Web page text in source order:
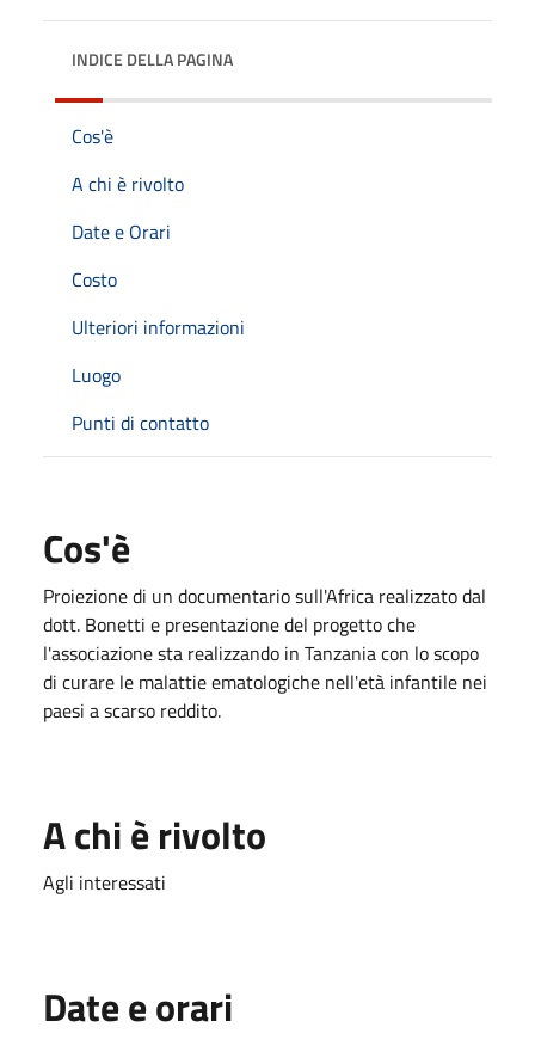
INDICE DELLA PAGINA
Cos'è
A chi è rivolto
Date e Orari
Costo
Ulteriori informazioni
Luogo
Punti di contatto
Cos'è
Proiezione di un documentario sull'Africa realizzato dal
dott. Bonetti e presentazione del progetto che
l'associazione sta realizzando in Tanzania con lo scopo
di curare le malattie ematologiche nell'età infantile nei
paesi a scarso reddito.
A chi è rivolto
Agli interessati
Date e orari